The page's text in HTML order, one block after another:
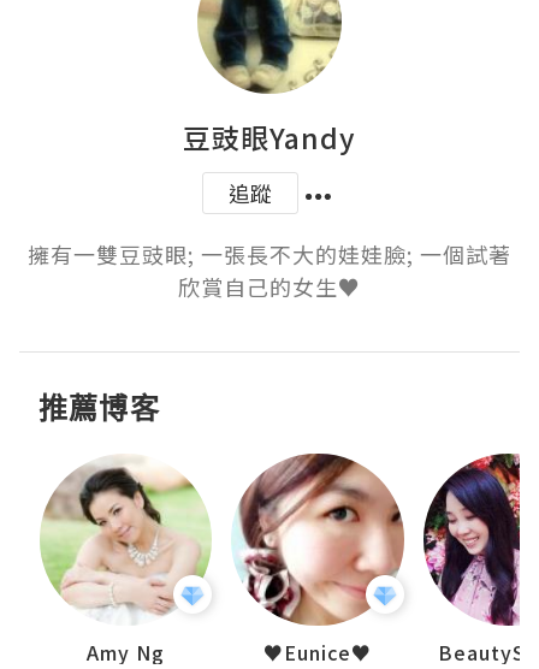
豆豉眼Yandy
追蹤
擁有一雙豆豉眼; 一張長不大的娃娃臉; 一個試著
欣賞自己的女生♥
推薦博客
Amy Ng ♥Eunice♥